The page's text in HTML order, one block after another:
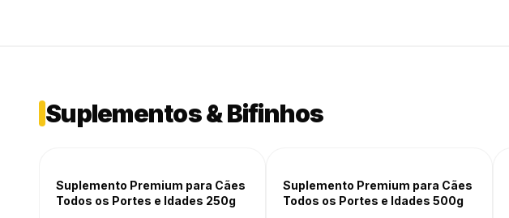
Suplementos & Bifinhos
-15% OFF
Suplemento Premium para Cães
Todos os Portes e Idades 250g
-15% OFF
Suplemento Premium para Cães
Todos os Portes e Idades 500g